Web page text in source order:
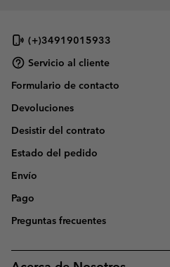
(+)34919015933
Servicio al cliente
Formulario de contacto
Devoluciones
Desistir del contrato
Estado del pedido
Envío
Pago
Preguntas frecuentes